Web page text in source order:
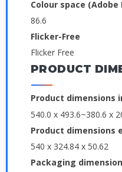
Colour space (Adobe
86.6
Flicker-Free
Flicker Free
PRODUCT
Product dimensions
540.0 x 493.6~380.6 x
Product dimensions
540 x 324.84 x 50.62
Packaging